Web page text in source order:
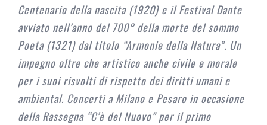
Centenario della nascita (1920) e il Festival Dante
avviato nell’anno del 700° della morte del sommo
Poeta (1321) dal titolo “Armonie della Natura”. Un
impegno oltre che artistico anche civile e morale
per i suoi risvolti di rispetto dei diritti umani e
ambiental. Concerti a Milano e Pesaro in occasione
della Rassegna “C’è del Nuovo” per il primo